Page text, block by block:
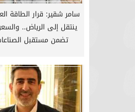
سامر شقير: قرار الطاقة
ينتقل إلى الرياض..
تضمن مستقبل